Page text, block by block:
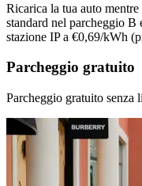
Ricarica la tua auto
standard nel parcheggio
stazione IP a €0,69/kWh
Parcheggio gratuito
Parcheggio gratuito